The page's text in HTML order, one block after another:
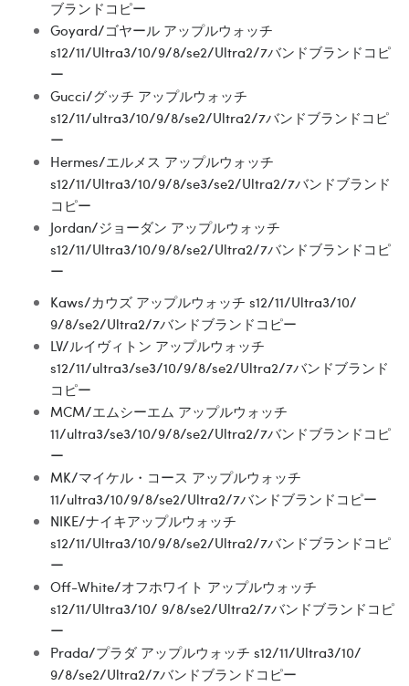
ブランドコピー
Goyard/ゴヤール アップルウォッチ
s12/11/Ultra3/10/9/8/se2/Ultra2/7バンドブランドコピ
ー
Gucci/グッチ アップルウォッチ
s12/11/ultra3/10/9/8/se2/Ultra2/7バンドブランドコピ
ー
Hermes/エルメス アップルウォッチ
s12/11/Ultra3/10/9/8/se3/se2/Ultra2/7バンドブランド
コピー
Jordan/ジョーダン アップルウォッチ
s12/11/Ultra3/10/9/8/se2/Ultra2/7バンドブランドコピ
ー
Kaws/カウズ アップルウォッチ s12/11/Ultra3/10/
9/8/se2/Ultra2/7バンドブランドコピー
LV/ルイヴィトン アップルウォッチ
s12/11/ultra3/se3/10/9/8/se2/Ultra2/7バンドブランド
コピー
MCM/エムシーエム アップルウォッチ
11/ultra3/se3/10/9/8/se2/Ultra2/7バンドブランドコピ
ー
MK/マイケル・コース アップルウォッチ
11/ultra3/10/9/8/se2/Ultra2/7バンドブランドコピー
NIKE/ナイキアップルウォッチ
s12/11/Ultra3/10/9/8/se2/Ultra2/7バンドブランドコピ
ー
Off-White/オフホワイト アップルウォッチ
s12/11/Ultra3/10/ 9/8/se2/Ultra2/7バンドブランドコピ
ー
Prada/プラダ アップルウォッチ s12/11/Ultra3/10/
9/8/se2/Ultra2/7バンドブランドコピー